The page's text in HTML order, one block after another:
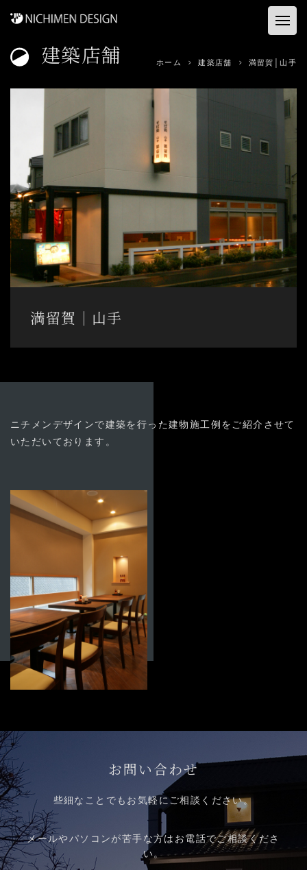
ホーム
建築店舗
コンサル&プロデュース
資料ダウンロード
事業内容
会社概要
03-3894-8971
建築店舗 ホーム 建築店舗 満留賀│山手
満留賀│山手
ニチメンデザインで建築を行った建物施工例をご紹介させて
いただいております。
お問い合わせ
些細なことでもお気軽にご相談ください。
メールやパソコンが苦手な方はお電話でご相談くださ
い。